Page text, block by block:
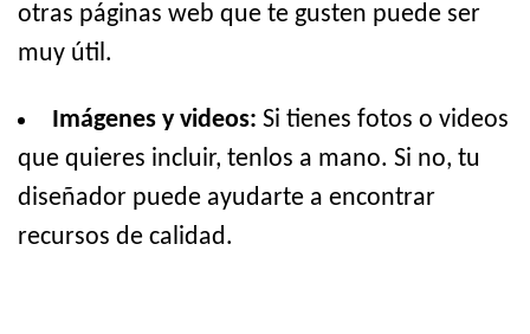
otras páginas web que te gusten puede ser
muy útil.
Imágenes y videos: Si tienes fotos o videos
que quieres incluir, tenlos a mano. Si no, tu
diseñador puede ayudarte a encontrar
recursos de calidad.